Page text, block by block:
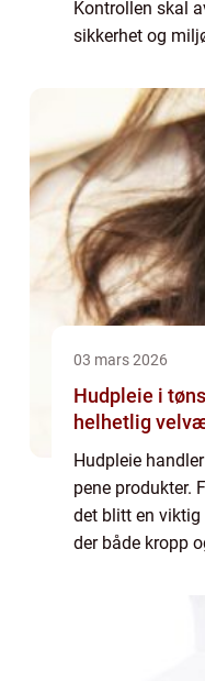
Kontrollen skal
sikkerhet og
03 mars 2026
Hudpleie i
helhetlig
Hudpleie
pene produkter.
det blitt en viktig
der både kropp
behandlingen